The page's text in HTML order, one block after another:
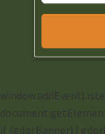
if (gdprBanner) {